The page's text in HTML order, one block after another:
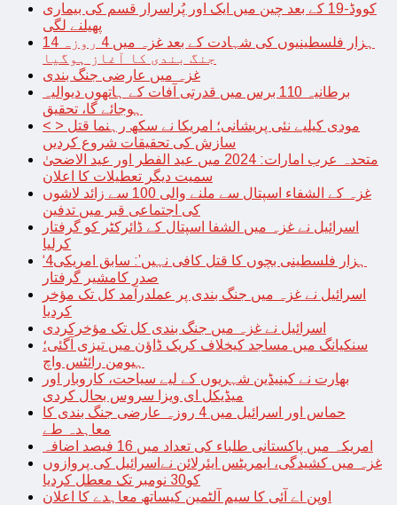
کووڈ-19 کے بعد چین میں ایک اور پُراسرار قسم کی بیماری
پھیلنے لگی
14 ہزار فلسطینیوں کی شہادت کے بعد غزہ میں 4 روزہ
جنگ بندی کا آغاز ہوگیا
غزہ میں عارضی جنگ بندی
برطانیہ 110 برس میں قدرتی آفات کے ہاتھوں دیوالیہ
ہوجائے گا، تحقیق
< > مودی کیلیے نئی پریشانی؛ امریکا نے سکھ رہنما قتل
سازش کی تحقیقات شروع کردیں
متحدہ عرب امارات: 2024 میں عید الفطر اور عید الاضحیٰ
سمیت دیگر تعطیلات کا اعلان
غزہ کے الشفاء اسپتال سے ملنے والی 100 سے زائد لاشوں
کی اجتماعی قبر میں تدفین
اسرائیل نے غزہ میں الشفا اسپتال کے ڈائرکٹر کو گرفتار
کرلیا
‘4ہزار فلسطینی بچوں کا قتل کافی نہیں’: سابق امریکی
صدر کامشیر گرفتار
اسرائیل نے غزہ میں جنگ بندی پر عملدرآمد کل تک مؤخر
کردیا
اسرائیل نے غزہ میں جنگ بندی کل تک مؤخرکردی
سنکیانگ میں مساجد کیخلاف کریک ڈاؤن میں تیزی آگئی؛
ہیومن رائٹس واچ
بھارت نے کینیڈین شہریوں کے لیے سیاحت، کاروبار اور
میڈیکل ای ویزا سروس بحال کردی
حماس اور اسرائیل میں 4 روزہ عارضی جنگ بندی کا
معاہدہ طے
امریکہ میں پاکستانی طلباء کی تعداد میں 16 فیصد اضافہ
غزہ میں کشیدگی، ایمریٹس ایئرلائن نےاسرائیل کی پروازوں
کو30 نومبر تک معطل کردیا
اوپن اے آئی کا سیم آلٹمین کیساتھ معاہدے کا اعلان